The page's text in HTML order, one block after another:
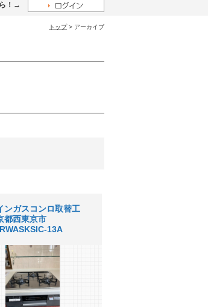
ら！→
トップ> アーカイブ
ンガスコンロ取替工
西東京市
13A